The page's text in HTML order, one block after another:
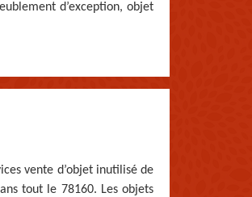
d’exception, objet
vente d’objet inutilisé de
tout le 78160. Les objets